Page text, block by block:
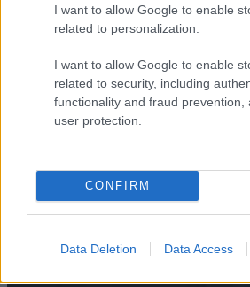
I want to allow Google to enable
related to personalization.
I want to allow Google to enable
related to security, including
functionality and fraud prevention,
user protection.
CONFIRM
Data Deletion Data Access